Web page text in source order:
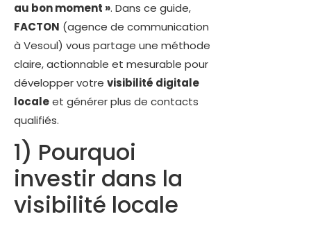
au bon moment ». Dans ce guide,
FACTON (agence de communication
à Vesoul) vous partage une méthode
claire, actionnable et mesurable pour
développer votre visibilité digitale
localeet générer plus de contacts
qualifiés.
1) Pourquoi
investir dans la
visibilité locale